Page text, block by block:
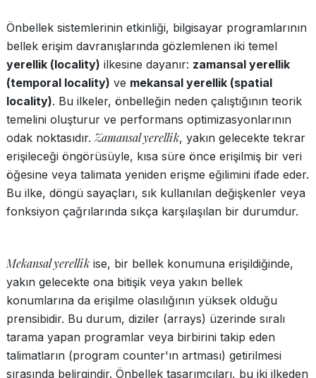
Önbellek sistemlerinin etkinliği, bilgisayar programlarının
bellek erişim davranışlarında gözlemlenen iki temel
yerellik (locality) ilkesine dayanır: zamansal yerellik
(temporal locality) ve mekansal yerellik (spatial
locality). Bu ilkeler, önbelleğin neden çalıştığının teorik
temelini oluşturur ve performans optimizasyonlarının
odak noktasıdır.Zamansal yerellik, yakın gelecekte tekrar
erişileceği öngörüsüyle, kısa süre önce erişilmiş bir veri
öğesine veya talimata yeniden erişme eğilimini ifade eder.
Bu ilke, döngü sayaçları, sık kullanılan değişkenler veya
fonksiyon çağrılarında sıkça karşılaşılan bir durumdur.
Mekansal yerellik ise, bir bellek konumuna erişildiğinde,
yakın gelecekte ona bitişik veya yakın bellek
konumlarına da erişilme olasılığının yüksek olduğu
prensibidir. Bu durum, diziler (arrays) üzerinde sıralı
tarama yapan programlar veya birbirini takip eden
talimatların (program counter'ın artması) getirilmesi
sırasında belirgindir. Önbellek tasarımcıları, bu iki ilkeden